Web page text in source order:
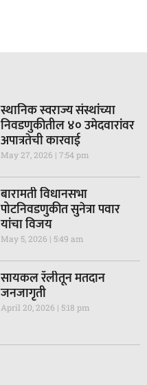
स्थानिक स्वराज्य संस्थांच्या
निवडणुकीतील ४० उमेदवारांवर
अपात्रतेची कारवाई
May 27, 2026 7:54 pm
बारामती विधानसभा
पोटनिवडणुकीत सुनेत्रा पवार
यांचा विजय
May 5, 2026 5:49 am
सायकल रॅलीतून मतदान
जनजागृती
April 20, 2026 5:18 pm